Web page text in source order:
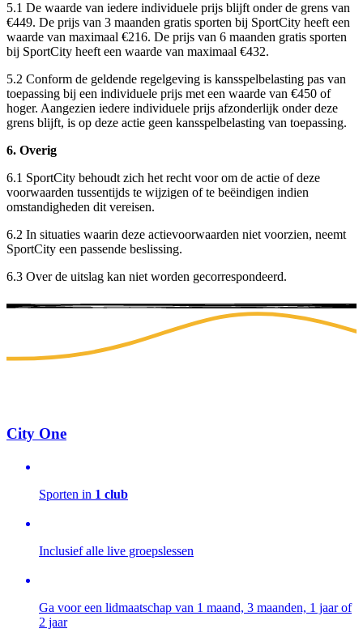
5.1 De waarde van iedere individuele prijs blijft onder de grens van
€449. De prijs van 3 maanden gratis sporten bij SportCity heeft een
waarde van maximaal €216. De prijs van 6 maanden gratis sporten
bij SportCity heeft een waarde van maximaal €432.
5.2 Conform de geldende regelgeving is kansspelbelasting pas van
toepassing bij een individuele prijs met een waarde van €450 of
hoger. Aangezien iedere individuele prijs afzonderlijk onder deze
grens blijft, is op deze actie geen kansspelbelasting van toepassing.
6. Overig
6.1 SportCity behoudt zich het recht voor om de actie of deze
voorwaarden tussentijds te wijzigen of te beëindigen indien
omstandigheden dit vereisen.
6.2 In situaties waarin deze actievoorwaarden niet voorzien, neemt
SportCity een passende beslissing.
6.3 Over de uitslag kan niet worden gecorrespondeerd.
City One
Sporten in 1 club
Inclusief alle live groepslessen
Ga voor een lidmaatschap van 1 maand, 3 maanden, 1 jaar of
2 jaar